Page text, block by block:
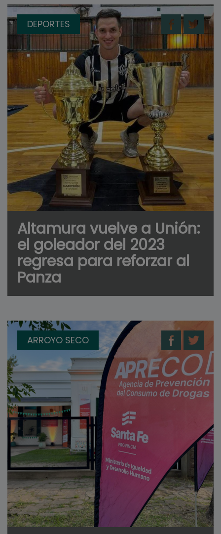
DEPORTES
Altamura vuelve a Unión:
el goleador del 2023
regresa para reforzar al
Panza
ARROYO SECO